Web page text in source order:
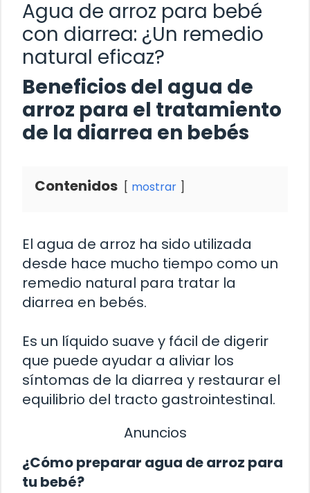
Agua de arroz para bebé
con diarrea: ¿Un remedio
natural eficaz?
Beneficios del agua de
arroz para el tratamiento
de la diarrea en bebés
Contenidos mostrar
El agua de arroz ha sido utilizada
desde hace mucho tiempo como un
remedio natural para tratar la
diarrea en bebés.
Es un líquido suave y fácil de digerir
que puede ayudar a aliviar los
síntomas de la diarrea y restaurar el
equilibrio del tracto gastrointestinal.
Anuncios
¿Cómo preparar agua de arroz para
tu bebé?